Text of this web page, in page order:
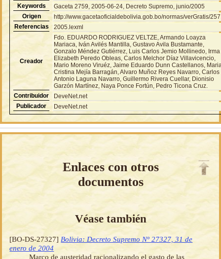
Keywords
Gaceta 2759, 2005-06-24, Decreto Supremo, junio/2005
Origen
http://www.gacetaoficialdebolivia.gob.bo/normas/verGratis/
Referencias
2005.lexml
Creador
Fdo. EDUARDO RODRIGUEZ VELTZE, Armando Loayza
Mariaca, Iván Avilés Mantilla, Gustavo Avila Bustamante,
Gonzalo Méndez Gutiérrez, Luis Carlos Jemio Mollinedo, Irma
Elizabeth Peredo Obleas, Carlos Melchor Díaz Villavicencio,
Mario Moreno Viruéz, Jaime Eduardo Dunn Castellanos,
Cristina Mejía Barragán, Alvaro Muñoz Reyes Navarro, Carlos
Antonio Laguna Navarro, Guillermo Rivera Cuellar, Dionisio
Garzón Martínez, Naya Ponce Fortún, Pedro Ticona Cruz.
Contribuidor
DeveNet.net
Publicador
DeveNet.net
Enlaces con otros
documentos
Véase también
[BO-DS-27327] Bolivia: Decreto Supremo Nº 27327, 31 de
enero de 2004
Marco de austeridad racionalizando el gasto de las